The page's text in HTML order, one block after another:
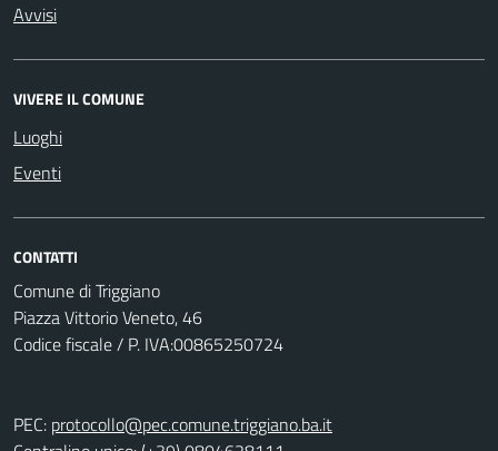
Avvisi
VIVERE IL COMUNE
Luoghi
Eventi
CONTATTI
Comune di Triggiano
Piazza Vittorio Veneto, 46
Codice fiscale / P. IVA:00865250724
PEC: protocollo@pec.comune.triggiano.ba.it